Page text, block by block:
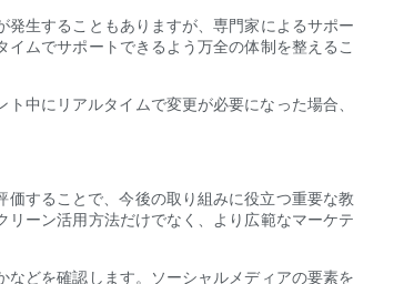
生することもありますが、専門家によるサポー
ムでサポートできるよう万全の体制を整えるこ
中にリアルタイムで変更が必要になった場合、
することで、今後の取り組みに役立つ重要な教
ーン活用方法だけでなく、より広範なマーケテ
どを確認します。ソーシャルメディアの要素を